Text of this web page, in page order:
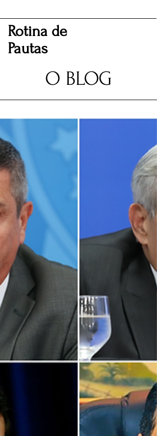
Rotina de
Pautas
O BLOG